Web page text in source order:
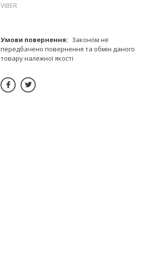
VIBER
Законом не
передбачено повернення та обмін даного
товару належної якості